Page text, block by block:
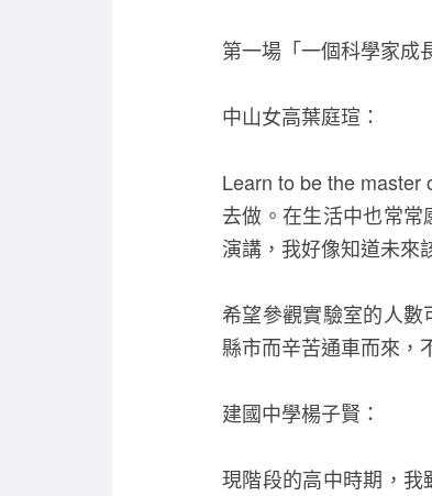
第一場「一個科學家成
中山女高葉庭瑄：
Learn to be the master
去做。在生活中也常
演講，我好像知道未來
希望參觀實驗室的人
縣市而辛苦通車而來，
建國中學楊子賢：
現階段的高中時期，